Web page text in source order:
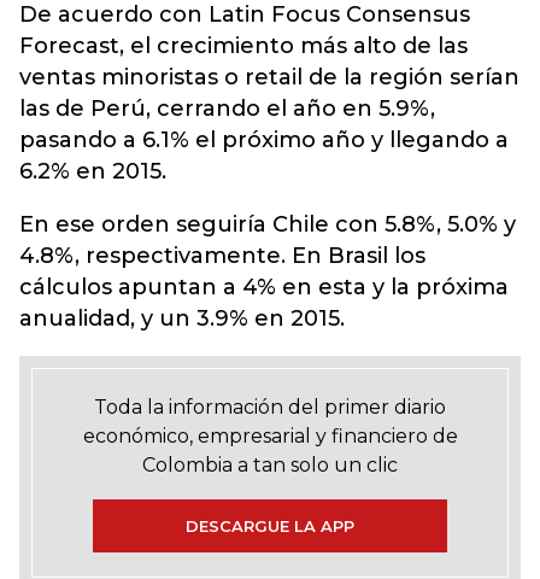
De acuerdo con Latin Focus Consensus
Forecast, el crecimiento más alto de las
ventas minoristas o retail de la región serían
las de Perú, cerrando el año en 5.9%,
pasando a 6.1% el próximo año y llegando a
6.2% en 2015.
En ese orden seguiría Chile con 5.8%, 5.0% y
4.8%, respectivamente. En Brasil los
cálculos apuntan a 4% en esta y la próxima
anualidad, y un 3.9% en 2015.
Toda la información del primer diario
económico, empresarial y financiero de
Colombia a tan solo un clic
DESCARGUE LA APP